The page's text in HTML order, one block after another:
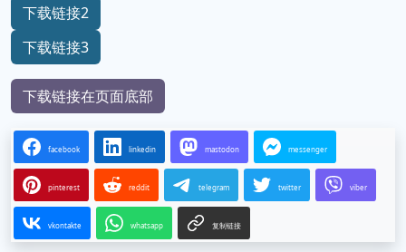
下载链接2
下载链接3
下载链接在页面底部
facebook linkedin mastodon messenger
pinterest reddit telegram twitter viber
vkontakte whatsapp 复制链接